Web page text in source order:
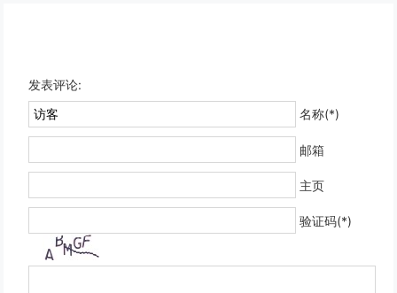
发表评论:
名称(*)
邮箱
主页
验证码(*)